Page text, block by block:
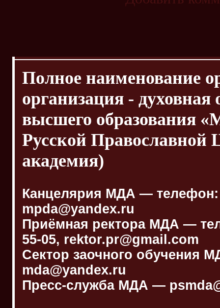
Полное наименование
организация - духовная
высшего образования
Русской Православной
академия)
Канцелярия МДА — телефон:
mpda@yandex.ru
Приёмная ректора МДА —
55-05, rektor.pr@gmail.com
Сектор заочного обучения
mda@yandex.ru
Пресс-служба МДА —